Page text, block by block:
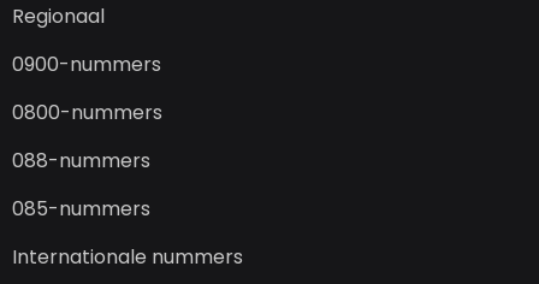
Regionaal
0900-nummers
0800-nummers
088-nummers
085-nummers
Internationale nummers